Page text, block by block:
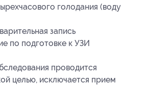
голодания (воду
запись
по подготовке к УЗИ
проводится
целью, исключается прием